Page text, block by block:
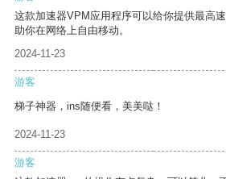
这款加速器VPM应用程序可以给你提供最高
助你在网络上自由移动。
2024-11-23
游客
梯子神器，ins随便看，美美哒！
2024-11-23
游客